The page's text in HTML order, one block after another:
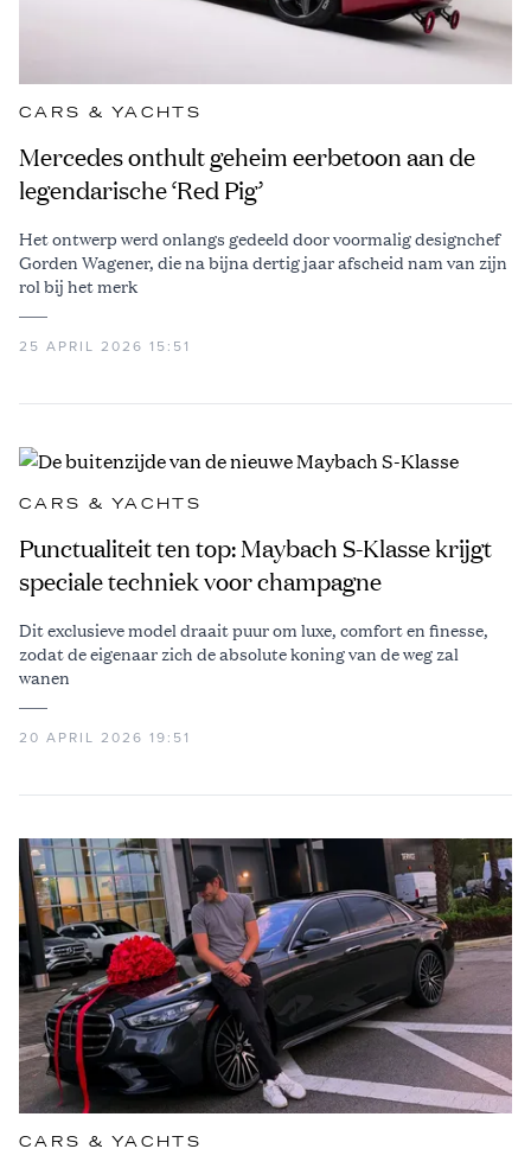
CARS & YACHTS
Mercedes onthult geheim eerbetoon aan de
legendarische ‘Red Pig’
Het ontwerp werd onlangs gedeeld door voormalig designchef
Gorden Wagener, die na bijna dertig jaar afscheid nam van zijn
rol bij het merk
25 APRIL 2026 15:51
CARS & YACHTS
Punctualiteit ten top: Maybach S-Klasse krijgt
speciale techniek voor champagne
Dit exclusieve model draait puur om luxe, comfort en finesse,
zodat de eigenaar zich de absolute koning van de weg zal
wanen
20 APRIL 2026 19:51
CARS & YACHTS